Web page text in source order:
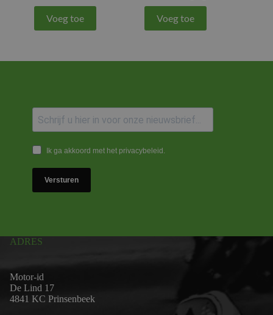
Voeg toe Voeg toe
Ik ga akkoord met het privacybeleid.
Versturen
ADRES
Motor-id
De Lind 17
4841 KC Prinsenbeek